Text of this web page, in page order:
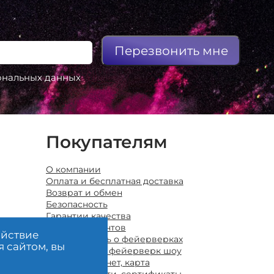
Перезвонить мне
данных
Покупателям
О компании
Оплата и бесплатная доставка
Возврат и обмен
Безопасность
Гарантии качества
Отзывы клиентов
Полезно знать о фейерверках
Организация фейерверк шоу
Личный кабинет, карта
сайтом, вы